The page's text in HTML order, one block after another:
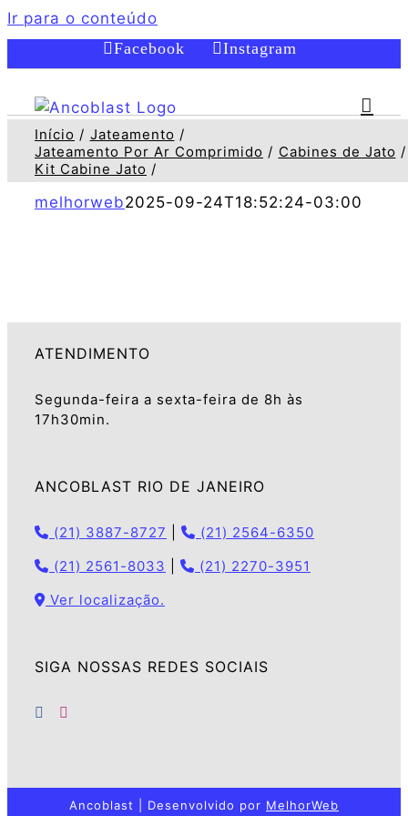
Ir para o conteúdo
Facebook
Instagram
Início
Jateamento
Jateamento Por Ar Comprimido
Cabines de Jato
Kit Cabine Jato
melhorweb2025-09-24T18:52:24-03:00
ATENDIMENTO
Segunda-feira a sexta-feira de 8h às
17h30min.
ANCOBLAST RIO DE JANEIRO
(21) 3887-8727
(21) 2564-6350
(21) 2561-8033
(21) 2270-3951
Ver localização.
SIGA NOSSAS REDES SOCIAIS
Ancoblast | Desenvolvido por MelhorWeb